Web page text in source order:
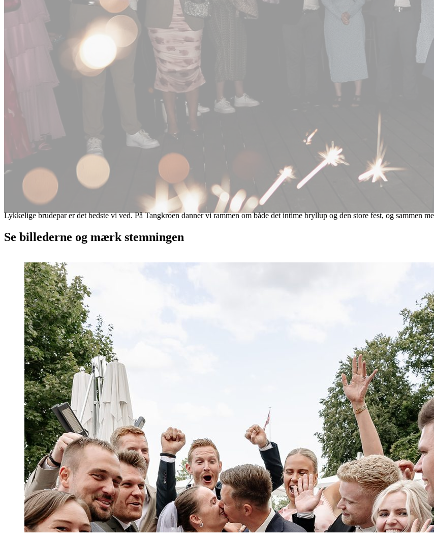
Lykkelige brudepar er det bedste vi ved. På Tangkroen danner vi rammen om både det intime bryllup og den store fest, og sammen
Se billederne og mærk stemningen